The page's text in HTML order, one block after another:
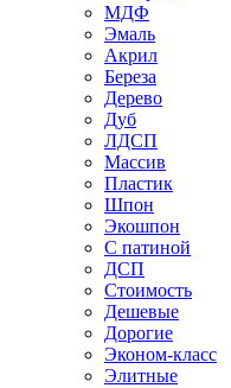
МДФ
Эмаль
Акрил
Береза
Дерево
Дуб
ЛДСП
Массив
Пластик
Шпон
Экошпон
С патиной
ДСП
Стоимость
Дешевые
Дорогие
Эконом-класс
Элитные